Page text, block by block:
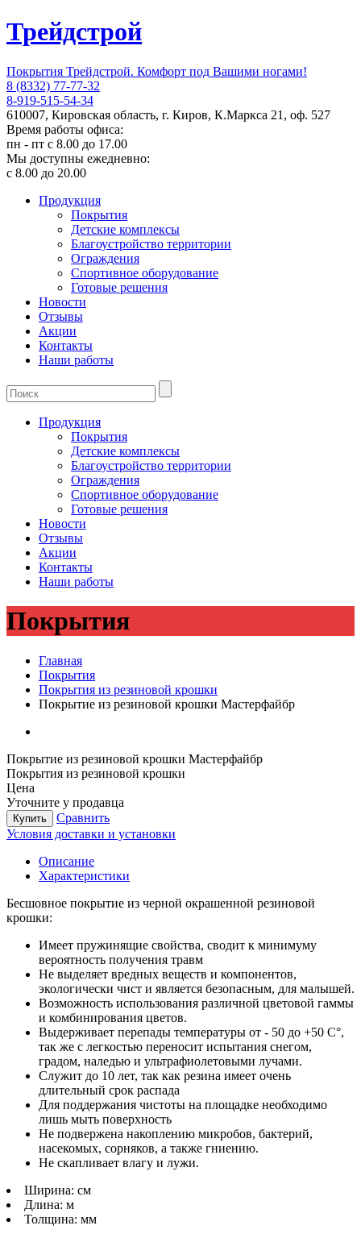
Трейдстрой
Покрытия Трейдстрой. Комфорт под Вашими ногами!
8 (8332) 77-77-32
8-919-515-54-34
610007, Кировская область, г. Киров, К.Маркса 21, оф. 527
Время работы офиса:
пн - пт с 8.00 до 17.00
Мы доступны ежедневно:
с 8.00 до 20.00
Продукция
Покрытия
Детские комплексы
Благоустройство территории
Ограждения
Спортивное оборудование
Готовые решения
Новости
Отзывы
Акции
Контакты
Наши работы
Продукция
Покрытия
Детские комплексы
Благоустройство территории
Ограждения
Спортивное оборудование
Готовые решения
Новости
Отзывы
Акции
Контакты
Наши работы
Покрытия
Главная
Покрытия
Покрытия из резиновой крошки
Покрытие из резиновой крошки Мастерфайбр
Покрытие из резиновой крошки Мастерфайбр
Покрытия из резиновой крошки
Цена
Уточните у продавца
Купить
Сравнить
Условия доставки и установки
Описание
Характеристики
Бесшовное покрытие из черной окрашенной резиновой
крошки:
Имеет пружинящие свойства, сводит к минимуму
вероятность получения травм
Не выделяет вредных веществ и компонентов,
экологически чист и является безопасным, для малышей.
Возможность использования различной цветовой гаммы
и комбинирования цветов.
Выдерживает перепады температуры от - 50 до +50 С°,
так же с легкостью переносит испытания снегом,
градом, наледью и ультрафиолетовыми лучами.
Служит до 10 лет, так как резина имеет очень
длительный срок распада
Для поддержания чистоты на площадке необходимо
лишь мыть поверхность
Не подвержена накоплению микробов, бактерий,
насекомых, сорняков, а также гниению.
Не скапливает влагу и лужи.
Ширина: см
Длина: м
Толщина: мм